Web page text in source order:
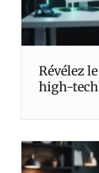
Révélez
high-